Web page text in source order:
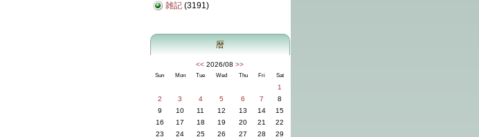
雑記 (3191)
暦
<< 2026/08 >>
Sun Mon Tue Wed Thu Fri Sat
1
2
3 4 5 6 7
8
9
10 11 12 13 14
15
16
17 18 19 20 21
22
23
24 25 26 27 28
29